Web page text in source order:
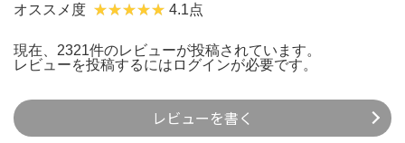
オススメ度 4.1点
現在、2321件のレビューが投稿されています。
レビューを投稿するには ログインが必要です。
レビューを書く